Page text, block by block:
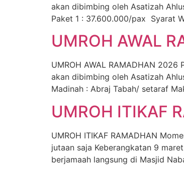
akan dibimbing oleh Asatizah
Paket 1 : 37.600.000/pax Syarat
UMROH AWAL
UMROH AWAL RAMADHAN
akan dibimbing oleh Asatizah
Madinah : Abraj Tabah/ setaraf
UMROH ITIKAF
UMROH ITIKAF RAMADHAN
jutaan saja Keberangkatan 9
berjamaah langsung di Masjid